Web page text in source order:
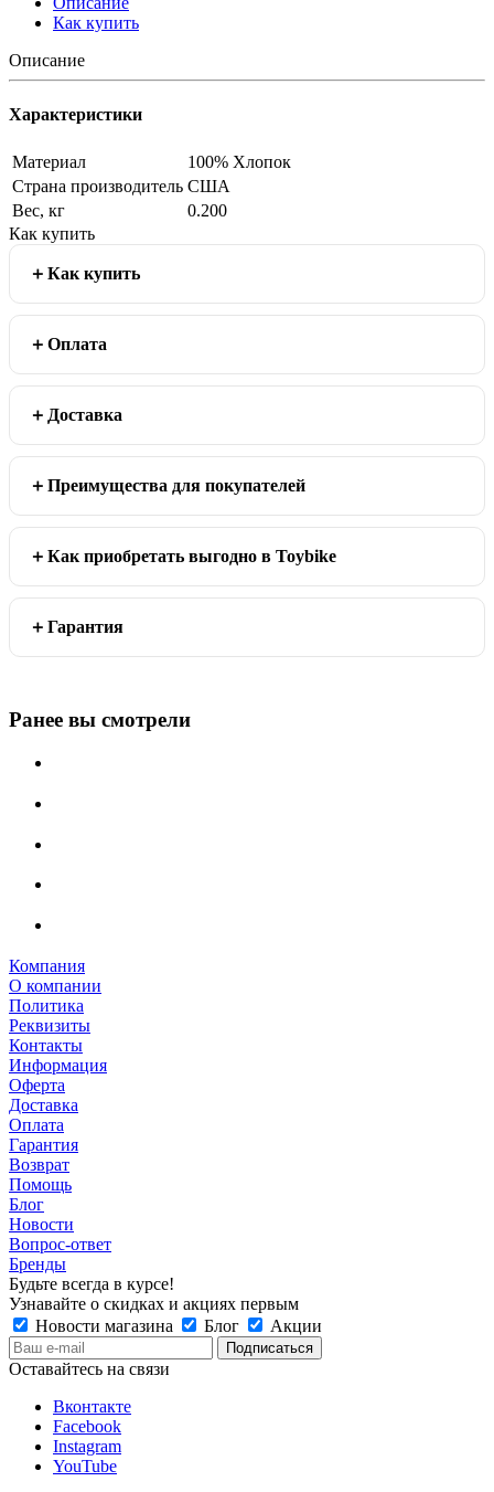
Как купить
Описание
Характеристики
Материал
100% Хлопок
Страна производитель США
Вес, кг
0.200
Как купить
Как купить
Оплата
Доставка
Преимущества для покупателей
Как приобретать выгодно в Toybike
Гарантия
Ранее вы смотрели
Компания
О компании
Политика
Реквизиты
Контакты
Информация
Оферта
Доставка
Оплата
Гарантия
Возврат
Помощь
Блог
Новости
Вопрос-ответ
Бренды
Будьте всегда в курсе!
Узнавайте о скидках и акциях первым
Новости магазина
Блог Акции
Оставайтесь на связи
Вконтакте
Facebook
Instagram
YouTube